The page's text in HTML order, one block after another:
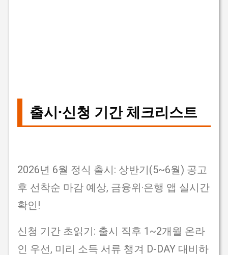
출시·신청 기간 체크리스트
2026년 6월 정식 출시: 상반기(5~6월) 공고
후 선착순 마감 예상, 금융위·은행 앱 실시간
확인!
신청 기간 초읽기: 출시 직후 1~2개월 온라
인 우선, 미리 소득 서류 챙겨 D-DAY 대비하